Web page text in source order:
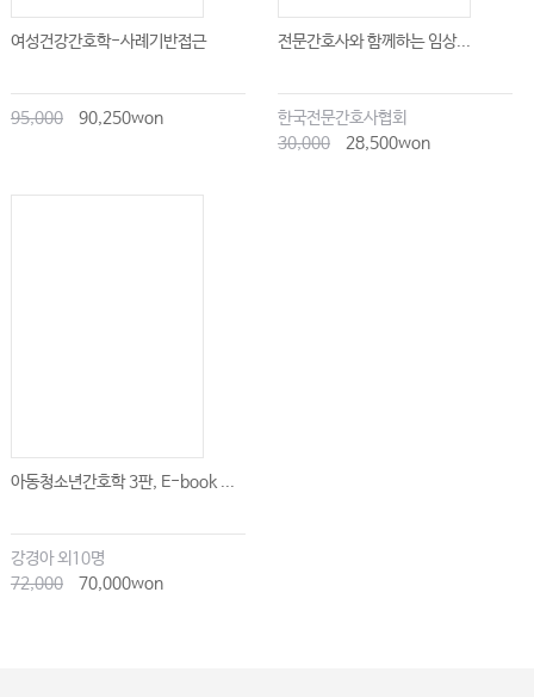
여성건강간호학-사례기반접근
95,000 90,250won
전문간호사와 함께하는 임상...
한국전문간호사협회
30,000
28,500won
아동청소년간호학 3판, E-book ...
강경아 외10명
72,000
70,000won